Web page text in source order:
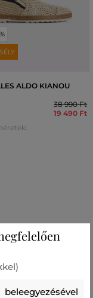
ALDO KIANOU
38 990 Ft
19 490 Ft